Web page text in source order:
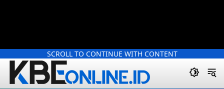
SCROLL TO CONTINUE WITH CONTENT